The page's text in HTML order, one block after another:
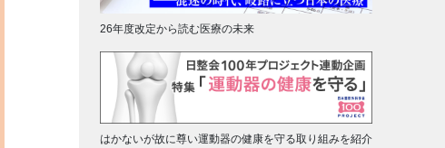
26年度改定から読む医療の未来
はかないが故に尊い運動器の健康を守る取り組みを紹介